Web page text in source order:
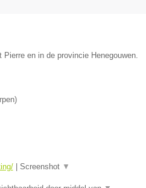
en in de provincie Henegouwen.
)
| Screenshot ▼